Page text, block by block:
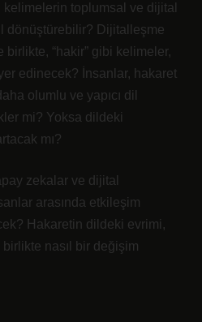
toplumsal ve dijital
dönüştürebilir? Dijitalleşme
“hakir” gibi kelimeler,
edinecek? İnsanlar, hakaret
olumlu ve yapıcı dil
mi? Yoksa dildeki
mı?
zekalar ve dijital
arasında etkileşim
Hakaretin dildeki evrimi,
nasıl bir değişim